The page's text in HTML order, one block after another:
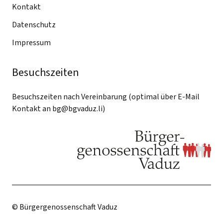
Kontakt
Datenschutz
Impressum
Besuchszeiten
Besuchszeiten nach Vereinbarung (optimal über E-Mail
Kontakt an bg@bgvaduz.li)
© Bürgergenossenschaft Vaduz